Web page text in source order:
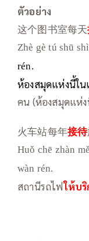
ตัวอย่าง
这个图书室每天
Zhè gè tú shū
rén.
ห้องสมุดแห่งนี้ใ
คน (ห้องสมุดแห่
火车站每年接待
Huǒ chē zhàn
wàn rén.
สถานีรถไฟให้บริ